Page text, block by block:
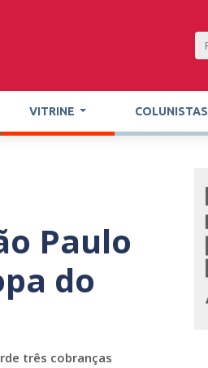
VITRINE COLUNISTAS
Paulo
do
três cobranças